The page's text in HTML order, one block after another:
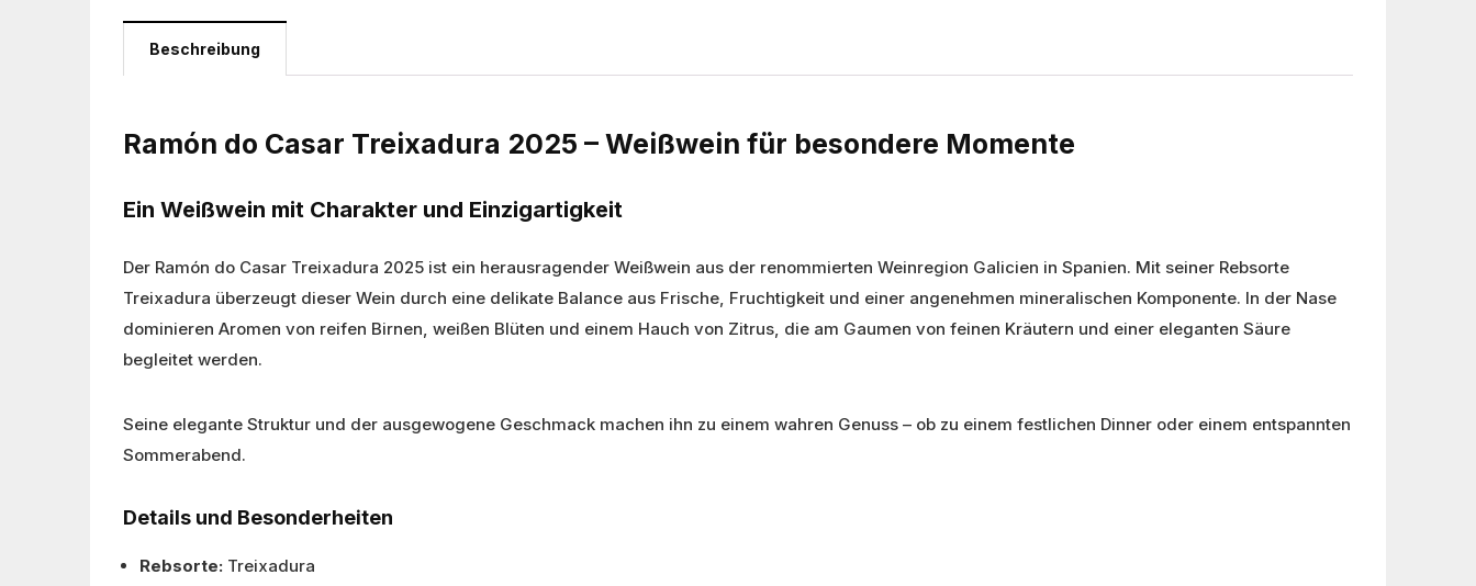
Beschreibung
Ramón do Casar Treixadura 2025 – Weißwein für besondere Momente
Ein Weißwein mit Charakter und Einzigartigkeit
Der Ramón do Casar Treixadura 2025 ist ein herausragender Weißwein aus der renommierten Weinregion Galicien in Spanien. Mit seiner Rebsorte
Treixadura überzeugt dieser Wein durch eine delikate Balance aus Frische, Fruchtigkeit und einer angenehmen mineralischen Komponente. In der Nase
dominieren Aromen von reifen Birnen, weißen Blüten und einem Hauch von Zitrus, die am Gaumen von feinen Kräutern und einer eleganten Säure
begleitet werden.
Seine elegante Struktur und der ausgewogene Geschmack machen ihn zu einem wahren Genuss – ob zu einem festlichen Dinner oder einem entspannten
Sommerabend.
Details und Besonderheiten
Rebsorte: Treixadura